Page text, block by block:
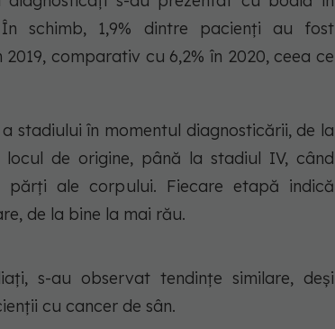
schimb, 1,9% dintre pacienți au fost
comparativ cu 6,2% în 2020, ceea ce
stadiului în momentul diagnosticării, de la
de origine, până la stadiul IV, când
ale corpului. Fiecare etapă indică
de la bine la mai rău.
s-au observat tendințe similare, deși
cu cancer de sân.